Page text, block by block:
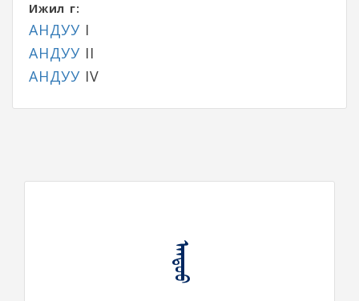
Ижил үг:
АНДУУ I
АНДУУ II
АНДУУ IV
ᠠᠨᠳᠤᠤ